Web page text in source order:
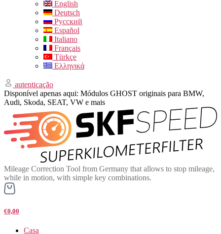
English
Deutsch
Русский
Español
Italiano
Français
Türkçe
Ελληνικά
autenticação
Disponível apenas aqui: Módulos GHOST originais para BMW,
Audi, Skoda, SEAT, VW e mais
Mileage Correction Tool from Germany that allows to stop mileage,
while in motion, with simple key combinations.
€0,00
Casa